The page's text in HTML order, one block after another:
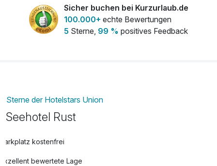
pro Person (1 Tag/e)
Sicher buchen bei Kurzurlaub.de
100.000+ echte Bewertungen
5 Sterne, 99 % positives Feedback
Sterne der Hotelstars Union
Seehotel Rust
Parkplatz kostenfrei
Exzellent bewertete Lage